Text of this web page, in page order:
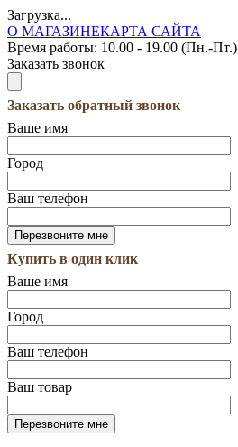
Загрузка...
О МАГАЗИНЕКАРТА САЙТА
Время работы: 10.00 - 19.00 (Пн.-Пт.)
Заказать звонок
Заказать обратный звонок
Ваше имя
Город
Ваш телефон
Купить в один клик
Ваше имя
Город
Ваш телефон
Ваш товар